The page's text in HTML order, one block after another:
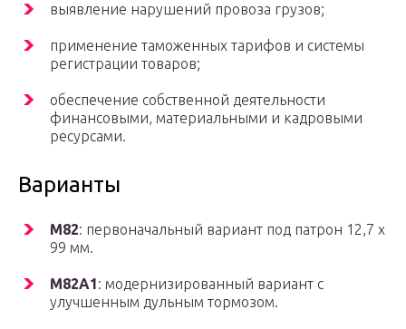
выявление нарушений провоза грузов;
применение таможенных тарифов и системы
регистрации товаров;
обеспечение собственной деятельности
финансовыми, материальными и кадровыми
ресурсами.
Варианты
M82: первоначальный вариант под патрон 12,7 x
99 мм.
M82A1: модернизированный вариант с
улучшенным дульным тормозом.